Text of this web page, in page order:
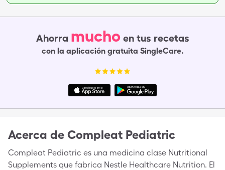
Ahorra mucho en tus recetas
con la aplicación gratuita SingleCare.
Acerca de Compleat Pediatric
Compleat Pediatric es una medicina clase Nutritional
Supplements que fabrica Nestle Healthcare Nutrition. El